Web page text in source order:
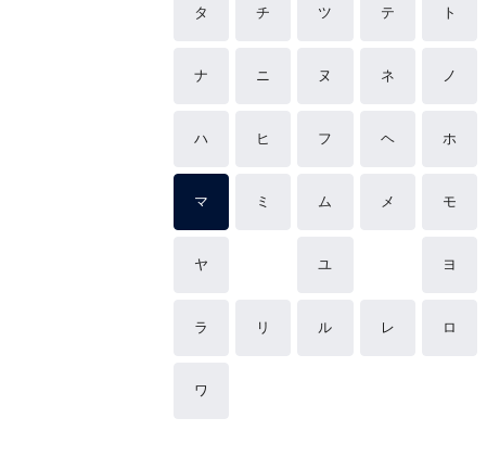
タ チ ツ テ ト
ナ ニ ヌ ネ ノ
ハ ヒ フ ヘ ホ
マ ミ ム メ モ
ヤ ユ ヨ
ラ リ ル レ ロ
ワ